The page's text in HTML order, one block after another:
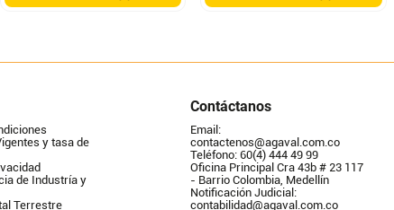
y tasa de
de Industría y
Terrestre
Contáctanos
Email:
contactenos@agaval.com.co
Teléfono: 60(4) 444 49 99
Oficina Principal Cra 43b # 23 117
- Barrio Colombia, Medellín
Notificación Judicial:
contabilidad@agaval.com.co